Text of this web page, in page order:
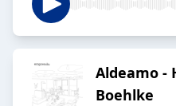
Aldeamo -
Boehlke